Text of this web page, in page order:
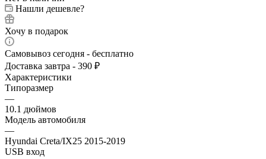
Нашли дешевле?
Хочу в подарок
Самовывоз сегодня - бесплатно
Доставка завтра - 390 ₽
Характеристики
Типоразмер
—
10.1 дюймов
Модель автомобиля
—
Hyundai Creta/IX25 2015-2019
USB вход